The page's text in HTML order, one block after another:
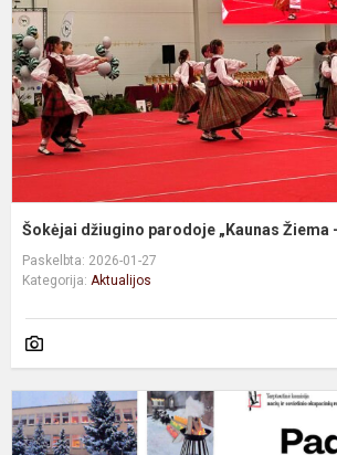
Šokėjai džiugino parodoje „Kaunas Žiema
Paskelbta: 2026-01-27
Kategorija: Aktualijos